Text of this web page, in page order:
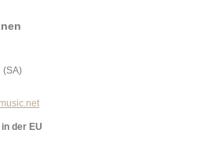
(SA)
der EU